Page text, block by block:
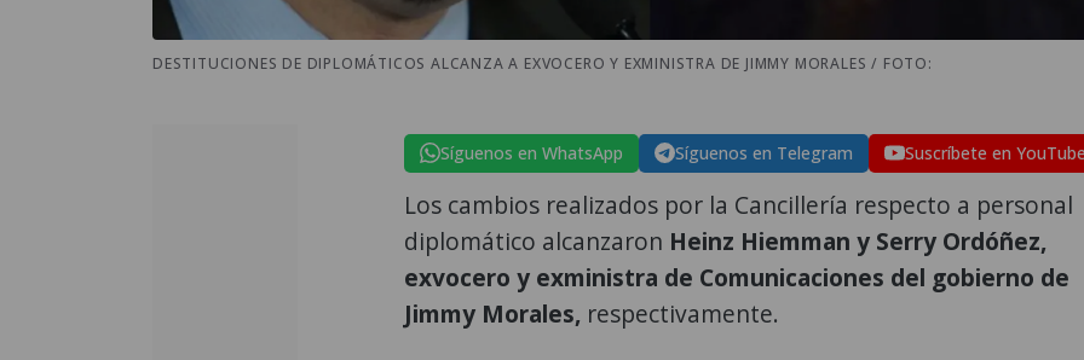
DESTITUCIONES DE DIPLOMÁTICOS ALCANZA A EXVOCERO Y EXMINISTRA DE JIMMY MORALES / FOTO:
Síguenos en WhatsApp Síguenos en Telegram Suscríbete en
Los cambios realizados por la Cancillería respecto a personal
diplomático alcanzaron Heinz Hiemman y Serry Ordóñez,
exvocero y exministra de Comunicaciones del gobierno de
Jimmy Morales, respectivamente.